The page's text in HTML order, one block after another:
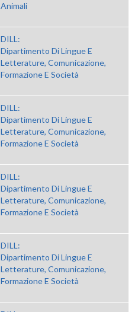
Animali
DILL:
Dipartimento Di Lingue E
Letterature, Comunicazione,
Formazione E Società
DILL:
Dipartimento Di Lingue E
Letterature, Comunicazione,
Formazione E Società
DILL:
Dipartimento Di Lingue E
Letterature, Comunicazione,
Formazione E Società
DILL:
Dipartimento Di Lingue E
Letterature, Comunicazione,
Formazione E Società